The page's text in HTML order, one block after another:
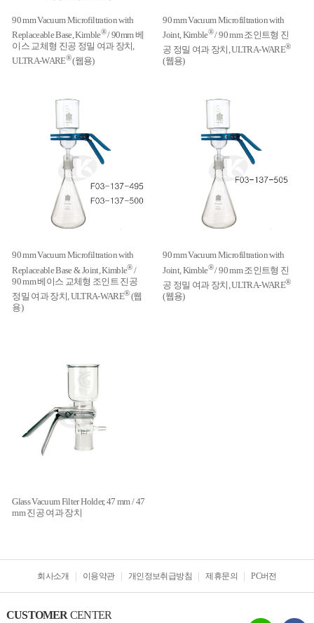
90 mm Vacuum Microfiltration with
Replaceable Base, Kimble®/ 90mm 베
이스 교체형 진공 정밀 여과 장치,
ULTRA-WARE®(웹용)
90 mm Vacuum Microfiltration with
Joint, Kimble®/ 90 mm 조인트형 진
공 정밀 여과 장치, ULTRA-WARE®
(웹용)
90 mm Vacuum Microfiltration with
Replaceable Base & Joint, Kimble®/
90 mm 베이스 교체형 조인트 진공
정밀 여과 장치, ULTRA-WARE®(웹
용)
90 mm Vacuum Microfiltration with
Joint, Kimble®/ 90 mm 조인트형 진
공 정밀 여과 장치, ULTRA-WARE®
(웹용)
Glass Vacuum Filter Holder, 47 mm / 47
mm 진공 여과 장치
회사소개 이용약관 개인정보취급방침 제휴문의 PC버전
CUSTOMERCENTER